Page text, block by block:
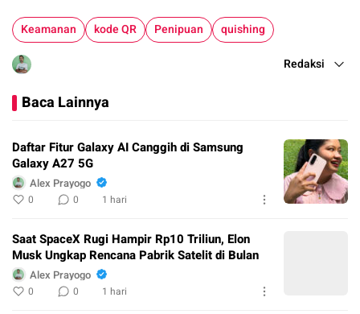
Keamanan kode QR Penipuan quishing
Redaksi
Baca Lainnya
Daftar Fitur Galaxy AI Canggih di Samsung
Galaxy A27 5G
Alex Prayogo
0 0 1 hari
Saat SpaceX Rugi Hampir Rp10 Triliun, Elon
Musk Ungkap Rencana Pabrik Satelit di Bulan
Alex Prayogo
0 0 1 hari